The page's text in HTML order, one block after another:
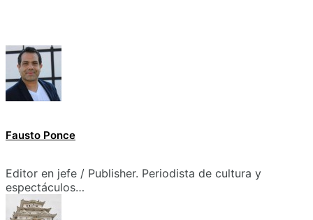
Fausto Ponce
Editor en jefe / Publisher. Periodista de cultura y
espectáculos…